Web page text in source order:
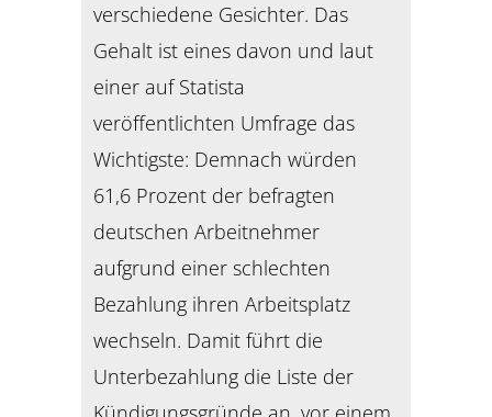
verschiedene Gesichter. Das
Gehalt ist eines davon und laut
einer auf Statista
veröffentlichten Umfrage das
Wichtigste: Demnach würden
61,6 Prozent der befragten
deutschen Arbeitnehmer
aufgrund einer schlechten
Bezahlung ihren Arbeitsplatz
wechseln. Damit führt die
Unterbezahlung die Liste der